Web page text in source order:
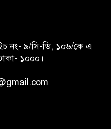
নং- ৯/সি-ডি, ১০৬/কে এ
১০০০।